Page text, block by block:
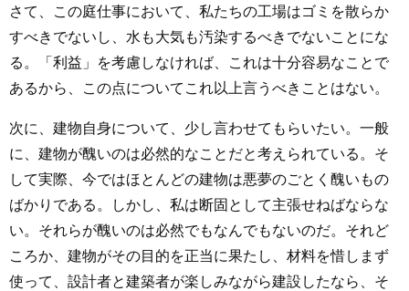
さて、この庭仕事において、私たちの工場はゴミを散らか
すべきでないし、水も大気も汚染するべきでないことにな
る。「利益」を考慮しなければ、これは十分容易なことで
あるから、この点についてこれ以上言うべきことはない。
次に、建物自身について、少し言わせてもらいたい。一般
に、建物が醜いのは必然的なことだと考えられている。そ
して実際、今ではほとんどの建物は悪夢のごとく醜いもの
ばかりである。しかし、私は断固として主張せねばならな
い。それらが醜いのは必然でもなんでもないのだ。それど
ころか、建物がその目的を正当に果たし、材料を惜しまず
使って、設計者と建築者が楽しみながら建設したなら、そ